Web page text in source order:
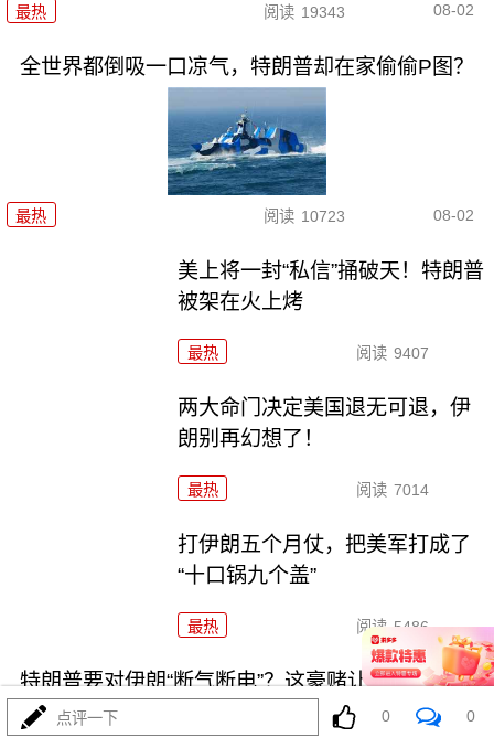
最热 阅读 19343 08-02
全世界都倒吸一口凉气，特朗普却在家偷偷P图？
最热 阅读 10723 08-02
美上将一封“私信”捅破天！特朗普
被架在火上烤
最热 阅读 9407
两大命门决定美国退无可退，伊
朗别再幻想了！
最热 阅读 7014
打伊朗五个月仗，把美军打成了
“十口锅九个盖”
最热 阅读 5486
特朗普要对伊朗“断气断电”？这豪赌让全球买单
点评一下 0 0